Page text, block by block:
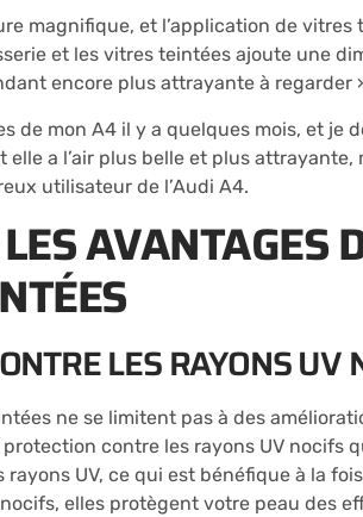
magnifique, et l’application de
et les vitres teintées ajoute une
encore plus attrayante à
de mon A4 il y a quelques mois, et je
elle a l’air plus belle et plus
utilisateur de l’Audi A4.
AVANTAGES
LES RAYONS UV
ne se limitent pas à des
contre les rayons UV nocifs
rayons UV, ce qui est bénéfique à la
elles protègent votre peau des